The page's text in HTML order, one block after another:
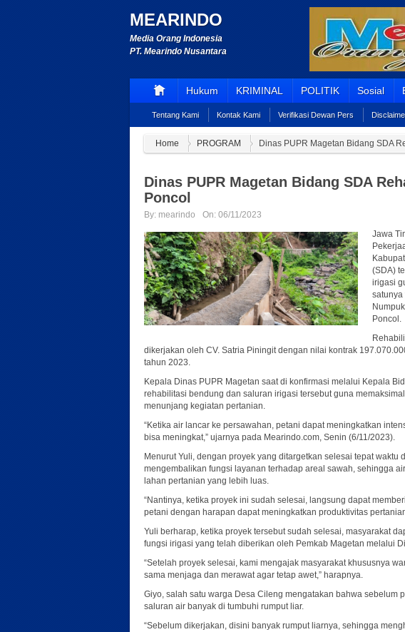
MEARINDO
Media Orang Indonesia
PT. Mearindo Nusantara
Hukum KRIMINAL POLITIK Sosial
Tentang Kami Kontak Kami Verifikasi Dewan Pers
Home PROGRAM Dinas PUPR Magetan Bidang SDA
Dinas PUPR Magetan Bidang SDA
Poncol
By: mearindo On: 06/11/2023
Jawa
(SDA)
irigasi
satunya
Poncol.
dikerjakan oleh CV. Satria Piningit dengan nilai kontrak
tahun 2023.
Kepala Dinas PUPR Magetan saat di konfirmasi melalui Kepala
rehabilitasi bendung dan saluran irigasi tersebut guna
menunjang kegiatan pertanian.
“Ketika air lancar ke persawahan, petani dapat meningkatkan
bisa meningkat,” ujarnya pada Mearindo.com, Senin (6/11/2023).
Menurut Yuli, dengan proyek yang ditargetkan selesai tepat
mengembalikan fungsi layanan terhadap areal sawah, sehingga
lahan pertanian yang lebih luas.
“Nantinya, ketika proyek ini sudah selesai, langsung dapat
petani dengan harapan dapat meningkatkan produktivitas
Yuli berharap, ketika proyek tersebut sudah selesai, masyarakat
fungsi irigasi yang telah diberikan oleh Pemkab Magetan melalui
“Setelah proyek selesai, kami mengajak masyarakat khususnya
sama menjaga dan merawat agar tetap awet,” harapnya.
Giyo, salah satu warga Desa Cileng mengatakan bahwa sebelum
saluran air banyak di tumbuhi rumput liar.
“Sebelum dikerjakan, disini banyak rumput liarnya, sehingga